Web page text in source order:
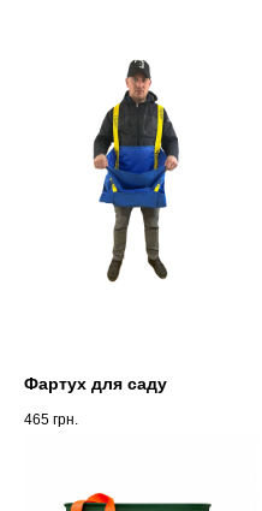
Фартух для саду
465 грн.